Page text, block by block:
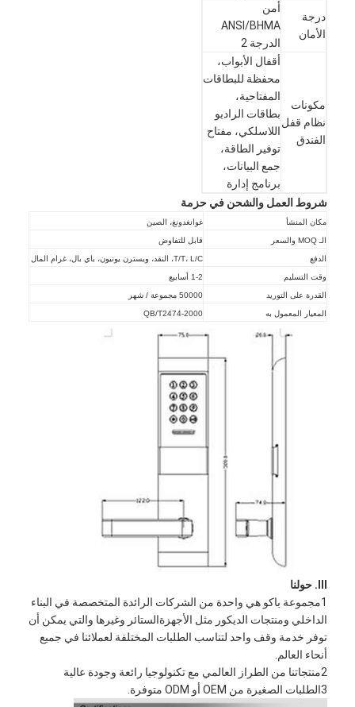
المنتجات
فيديوهات
اتصل بنا
قفل باب نقر
قفل الباب من الفولاذ المقاوم للصدأ
أجهزة المقبض على الأبواب
درجة
الأمان
أمن
ANSI/BHMA
الدرجة 2
مكونات
نظام قفل
الفندق
أقفال الأبواب،
محفظة للبطاقات
المفتاحية،
بطاقات الراديو
اللاسلكي، مفتاح
توفير الطاقة،
جمع البيانات،
برنامج إدارة
شروط العمل والشحن في حزمة
مكان المنشأ غوانغدونغ، الصين
الـ MOQ والسعر قابل للتفاوض
الدفع T/T، L/C، النقد، ويسترن يونيون، باي بال، غرام المال
وقت التسليم 1-2 أسابيع
القدرة على التوريد 50000 مجموعة / شهر
المعيار المعمول به QB/T2474-2000
1مجموعة باكو هي واحدة من الشركات الرائدة المتخصصة في البناء
الداخلي ومنتجات الديكور مثل الأجهزةالستائر وغيرها والتي يمكن أن
توفر خدمة وقف واحد لتناسب الطلبات المختلفة لعملائنا في جميع
أنحاء العالم.
2منتجاتنا من الطراز العالمي مع تكنولوجيا رائعة وجودة عالية
3الطلبات الصغيرة من OEM أو ODM متوفرة.